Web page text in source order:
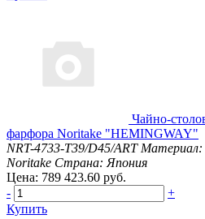
Чайно-
фарфора Noritake "HEMINGWAY"
NRT-4733-T39/D45/ART
Noritake Страна: Япония
Цена: 789 423.60 руб.
-
+
Купить